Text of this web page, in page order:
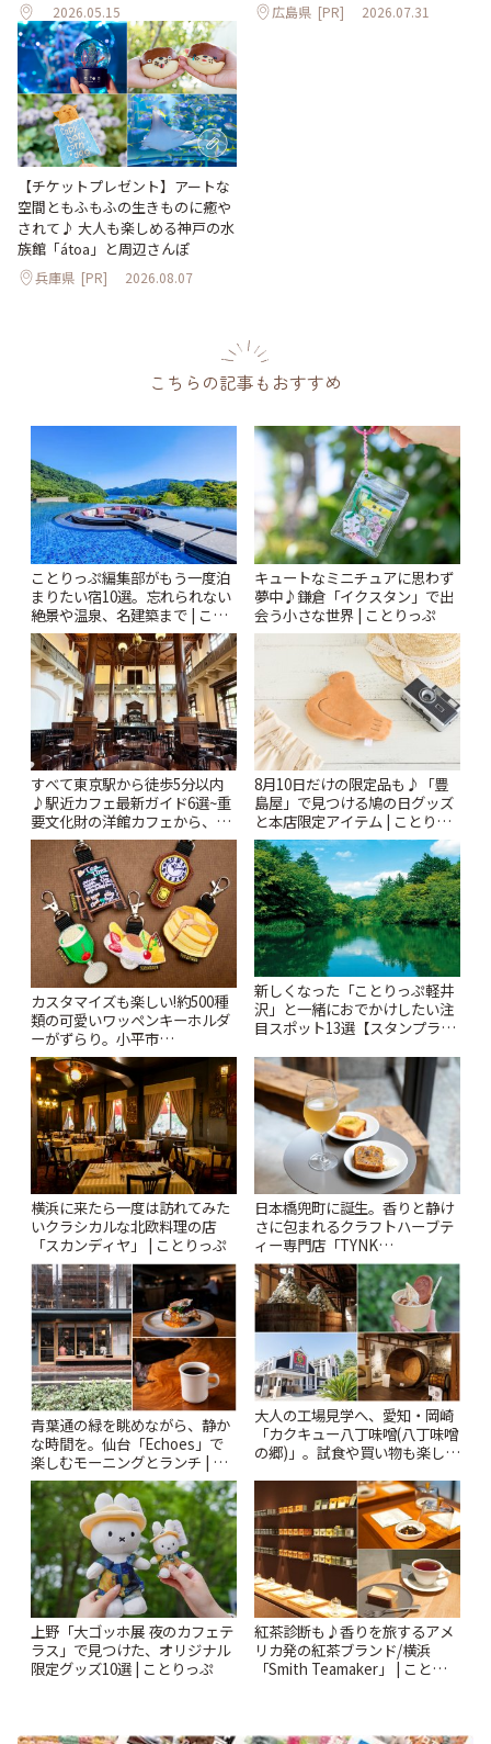
2026.05.15 広島県 [PR] 2026.07.31
【チケットプレゼント】アートな
空間ともふもふの生きものに癒や
されて♪ 大人も楽しめる神戸の水
族館「átoa」と周辺さんぽ
兵庫県 [PR] 2026.08.07
こちらの記事もおすすめ
ことりっぷ編集部がもう一度泊
まりたい宿10選。忘れられない
絶景や温泉、名建築まで | こと
りっぷ
キュートなミニチュアに思わず
夢中♪鎌倉「イクスタン」で出
会う小さな世界 | ことりっぷ
すべて東京駅から徒歩5分以内
♪駅近カフェ最新ガイド6選~重
要文化財の洋館カフェから、改
札すぐのレトロ喫茶まで~ | こと
りっぷ
8月10日だけの限定品も♪「豊
島屋」で見つける鳩の日グッズ
と本店限定アイテム | ことりっ
ぷ
カスタマイズも楽しい!約500種
類の可愛いワッペンキーホルダ
ーがずらり。小平市
「Kimamaya T&K」 | ことりっ
ぷ
新しくなった「ことりっぷ軽井
沢」と一緒におでかけしたい注
目スポット13選【スタンプラリ
横浜に来たら一度は訪れてみた
いクラシカルな北欧料理の店
「スカンディヤ」 | ことりっぷ
日本橋兜町に誕生。香りと静け
さに包まれるクラフトハーブテ
ィー専門店「TYNK
Kabutocho」 | ことりっぷ
青葉通の緑を眺めながら、静か
な時間を。仙台「Echoes」で
楽しむモーニングとランチ | こ
とりっぷ
大人の工場見学へ、愛知・岡崎
「カクキュー八丁味噌(八丁味噌
の郷)」。試食や買い物も楽しみ
上野「大ゴッホ展 夜のカフェテ
ラス」で見つけた、オリジナル
限定グッズ10選 | ことりっぷ
紅茶診断も♪香りを旅するアメ
リカ発の紅茶ブランド/横浜
「Smith Teamaker」 | ことりっ